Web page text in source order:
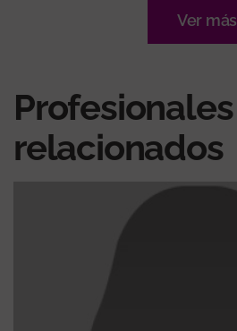
Ver más
Profesionales
relacionados